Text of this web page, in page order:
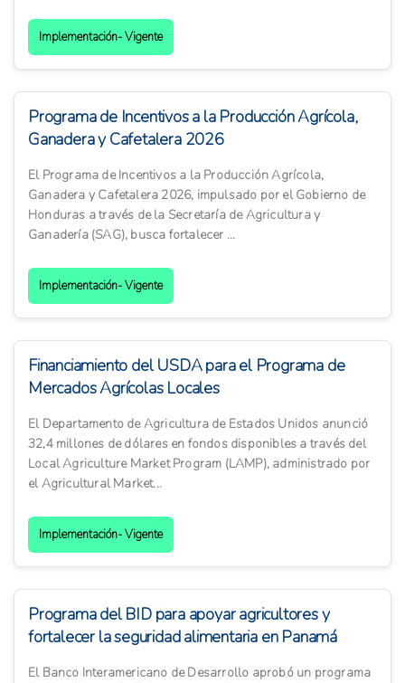
Implementación- Vigente
Programa de Incentivos a la Producción Agrícola,
Ganadera y Cafetalera 2026
El Programa de Incentivos a la Producción Agrícola,
Ganadera y Cafetalera 2026, impulsado por el Gobierno de
Honduras a través de la Secretaría de Agricultura y
Ganadería (SAG), busca fortalecer ...
Implementación- Vigente
Financiamiento del USDA para el Programa de
Mercados Agrícolas Locales
El Departamento de Agricultura de Estados Unidos anunció
32,4 millones de dólares en fondos disponibles a través del
Local Agriculture Market Program (LAMP), administrado por
el Agricultural Market...
Implementación- Vigente
Programa del BID para apoyar agricultores y
fortalecer la seguridad alimentaria en Panamá
El Banco Interamericano de Desarrollo aprobó un programa